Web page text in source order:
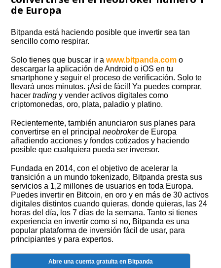
de Europa
Bitpanda está haciendo posible que invertir sea tan
sencillo como respirar.
Solo tienes que buscar ir awww.bitpanda.com o
descargar la aplicación de Android o iOS en tu
smartphone y seguir el proceso de verificación. Solo te
llevará unos minutos. ¡Así de fácil! Ya puedes comprar,
hacertrading y vender activos digitales como
criptomonedas, oro, plata, paladio y platino.
Recientemente, también anunciaron sus planes para
convertirse en el principalneobrokerde Europa
añadiendo acciones y fondos cotizados y haciendo
posible que cualquiera pueda ser inversor.
Fundada en 2014, con el objetivo de acelerar la
transición a un mundo tokenizado, Bitpanda presta sus
servicios a 1,2 millones de usuarios en toda Europa.
Puedes invertir en Bitcoin, en oro y en más de 30 activos
digitales distintos cuando quieras, donde quieras, las 24
horas del día, los 7 días de la semana. Tanto si tienes
experiencia en invertir como si no, Bitpanda es una
popular plataforma de inversión fácil de usar, para
principiantes y para expertos.
Abre una cuenta gratuita en Bitpanda